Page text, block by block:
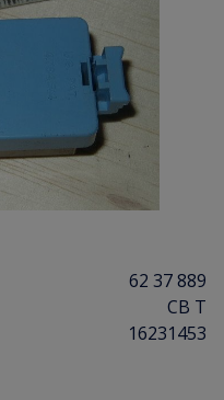
62 37 889
CB T
16231453